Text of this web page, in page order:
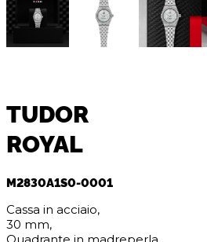
TUDOR
ROYAL
M2830A1S0-0001
Cassa in acciaio,
30 mm,
Quadrante in madreperla.